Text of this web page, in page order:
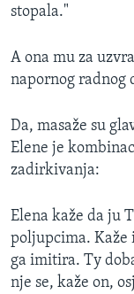
stopala."
A ona mu za
napornog radnog
Da, masaže su
Elene je
zadirkivanja:
Elena kaže da ju
poljupcima. Kaže
ga imitira. Ty
nje se, kaže on,